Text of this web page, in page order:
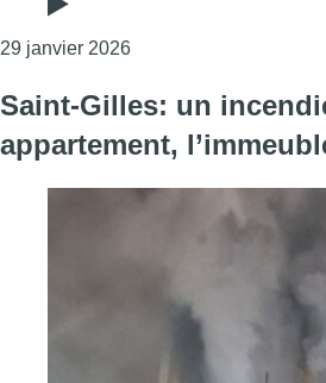
29 janvier 2026Consulter l'article
Saint-Gilles: un
appartement,